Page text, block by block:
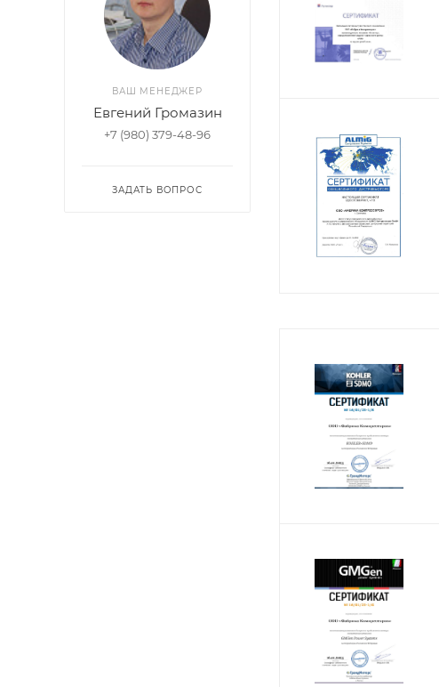
ВАШ МЕНЕДЖЕР
Евгений Громазин
+7 (980) 379-48-96
ЗАДАТЬ ВОПРОС